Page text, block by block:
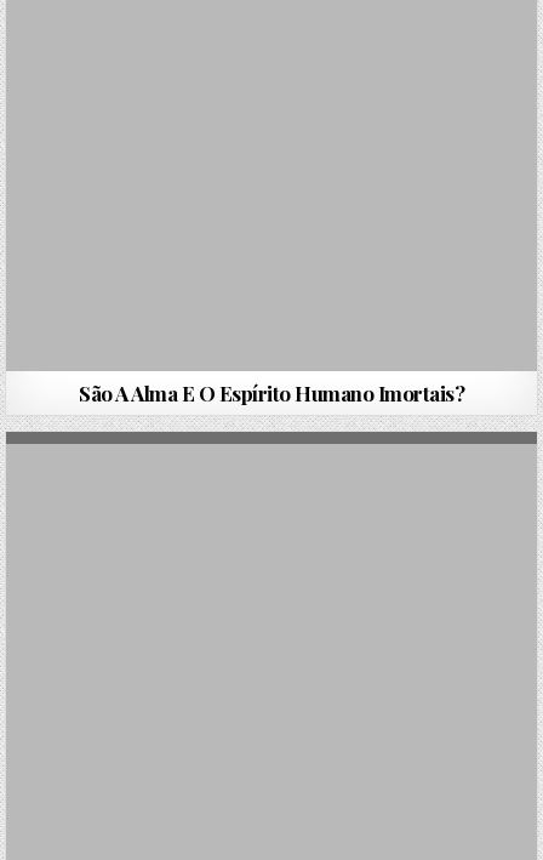
São A Alma E O Espírito Humano Imortais?